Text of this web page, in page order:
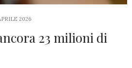
2026
23 milioni di